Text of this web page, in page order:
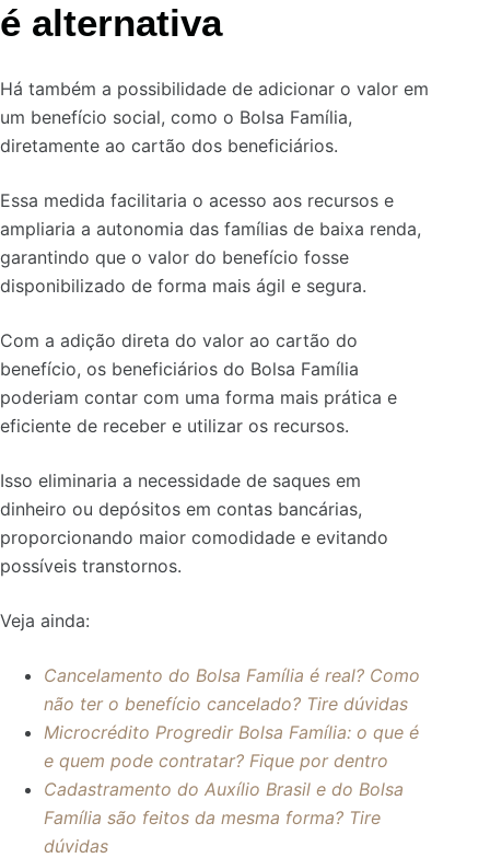
é alternativa
Há também a possibilidade de adicionar o valor em
um benefício social, como o Bolsa Família,
diretamente ao cartão dos beneficiários.
Essa medida facilitaria o acesso aos recursos e
ampliaria a autonomia das famílias de baixa renda,
garantindo que o valor do benefício fosse
disponibilizado de forma mais ágil e segura.
Com a adição direta do valor ao cartão do
benefício, os beneficiários do Bolsa Família
poderiam contar com uma forma mais prática e
eficiente de receber e utilizar os recursos.
Isso eliminaria a necessidade de saques em
dinheiro ou depósitos em contas bancárias,
proporcionando maior comodidade e evitando
possíveis transtornos.
Veja ainda:
Cancelamento do Bolsa Família é real? Como
não ter o benefício cancelado? Tire dúvidas
Microcrédito Progredir Bolsa Família: o que é
e quem pode contratar? Fique por dentro
Cadastramento do Auxílio Brasil e do Bolsa
Família são feitos da mesma forma? Tire
dúvidas